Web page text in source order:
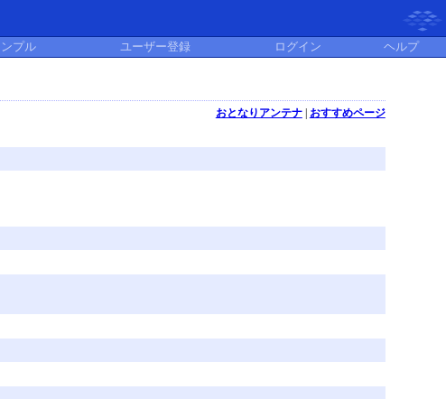
プル ユーザー登録 ログイン ヘルプ
おとなりアンテナ| おすすめページ